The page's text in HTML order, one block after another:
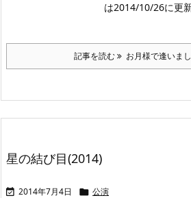
は2014/10/26に更
記事を読む お月様で逢いま
星の結び目(2014)
 2014年7月4日  公演